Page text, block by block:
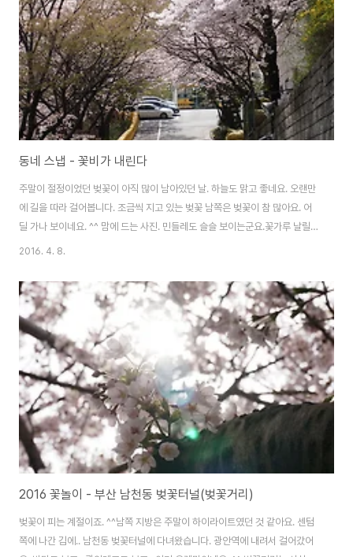
동네 스냅 - 꽃비가 내린다
주말이 절정이었던 벚꽃이 아직 많이 남아있던 날. 하늘도 맑고 좋네요. 오랜만
에 길을 따라 걸어봅니다. 조금씩 지고 있는 벚꽃 남쪽은 벚꽃이 참 많아요. 어
딜 가나 보이네요. ^^ 맘에 드는 사진. 민들레도 슬슬 보이는군요.꽃가루 날릴
시기인가요.. 벚꽃길들을 지나.. 다대포에 갔습니다. 실은 커피 마시고 잠시 나
니다. 사진을 묘하게 찍어서 그렇지 날 좋았어요. 다대포 참 많이 변했어요. 좋
아진 것 맞지만, 옛날 생각 나기도 해요. 떨어진 꽃잎 치울 청소부 분들 고생하
시겠네요. ㅜ_ㅜ 귀가.. 그리고 다음날. 비바람을 맞아서 많이 떨어졌습니다. 꽃
잎이 날리는 날이었어요. 이날 기점으로 부산 벚꽃은 거의 다 진 것 같습..
2016. 4. 8.
2016 꽃놀이 - 부산 남천동 벚꽃터널(벚꽃거리)
벚꽃이 피는 계절이죠. ^^남쪽 지방은 주말이 하이라이트였던 것 같아요. 센텀
쪽에 나간 김에.. 남천동 벚꽃터널에 다녀왔습니다. 광안역에 내려서 걸어갔어